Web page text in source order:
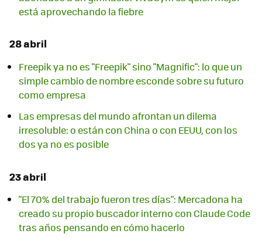
está aprovechando la fiebre
28 abril
Freepik ya no es "Freepik" sino "Magnific": lo que un
simple cambio de nombre esconde sobre su futuro
como empresa
Las empresas del mundo afrontan un dilema
irresoluble: o están con China o con EEUU, con los
dos ya no es posible
23 abril
"El 70% del trabajo fueron tres días": Mercadona ha
creado su propio buscador interno con Claude Code
tras años pensando en cómo hacerlo